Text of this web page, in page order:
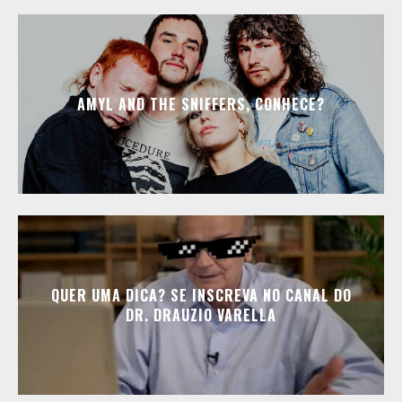
AMYL AND THE SNIFFERS, CONHECE?
QUER UMA DICA? SE INSCREVA NO CANAL DO
DR. DRAUZIO VARELLA